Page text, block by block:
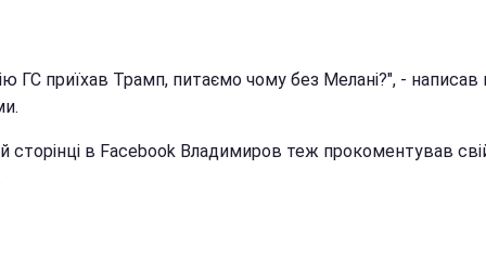
ГС приїхав Трамп, питаємо чому без Мелані?", - написав
сторінці в Facebook Владимиров теж прокоментував